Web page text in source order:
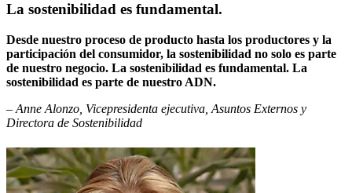
La sostenibilidad es fundamental.
Desde nuestro proceso de producto hasta los productores y la
participación del consumidor, la sostenibilidad no solo es parte
de nuestro negocio. La sostenibilidad es fundamental. La
sostenibilidad es parte de nuestro ADN.
– Anne Alonzo, Vicepresidenta ejecutiva, Asuntos Externos y
Directora de Sostenibilidad